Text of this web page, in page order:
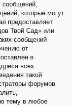
сообщений,
которые могут
предоставляет
Твой Сад» или
сообщений
от
в
всех
такой
форумов
тему в любое